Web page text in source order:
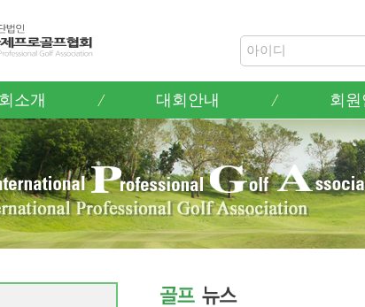
소개 대회안내 회원